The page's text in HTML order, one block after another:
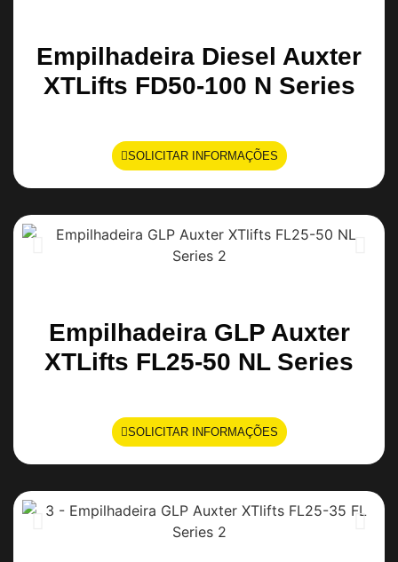
Empilhadeira Diesel Auxter
XTLifts FD50-100 N Series
SOLICITAR INFORMAÇÕES
Empilhadeira GLP Auxter
XTLifts FL25-50 NL Series
SOLICITAR INFORMAÇÕES